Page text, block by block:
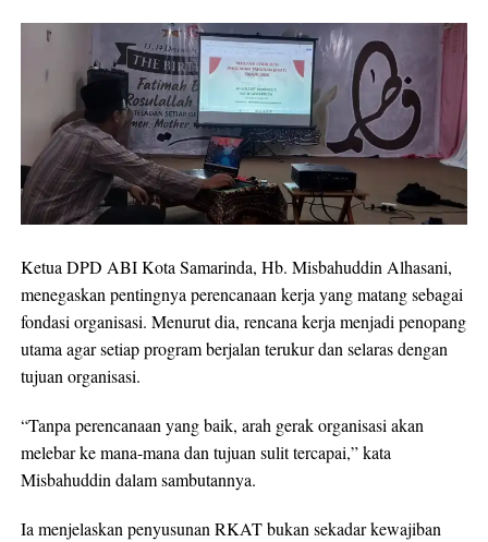
Ketua DPD ABI Kota Samarinda, Hb. Misbahuddin Alhasani,
menegaskan pentingnya perencanaan kerja yang matang sebagai
fondasi organisasi. Menurut dia, rencana kerja menjadi penopang
utama agar setiap program berjalan terukur dan selaras dengan
tujuan organisasi.
“Tanpa perencanaan yang baik, arah gerak organisasi akan
melebar ke mana-mana dan tujuan sulit tercapai,” kata
Misbahuddin dalam sambutannya.
Ia menjelaskan penyusunan RKAT bukan sekadar kewajiban